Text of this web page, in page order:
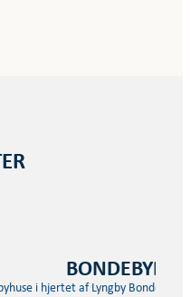
BONDEBYEN
i hjertet af Lyngby